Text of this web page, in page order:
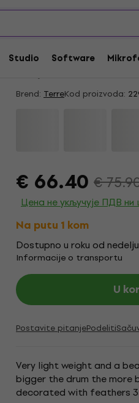
Studio Software
Akcija
Terre Shaman
Brend: TerreKod proizvoda:
€ 66.40 €
Цена не укључује ПДВ ни
Na putu 1 kom
Dostupno u roku od
Informacije o transportu
U
Postavite pitanjePodeliti
Very light weight and a
bigger the drum the more
decorated with feathers